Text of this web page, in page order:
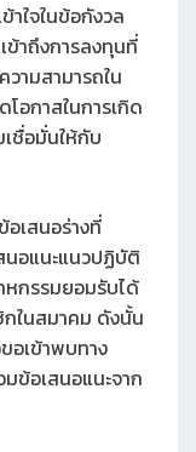
ใจในข้อกังวล
ข้าถึงการลงทุนที่
ามสามารถใน
โอกาสในการเกิด
ชื่อมั่นให้กับ
เสนอร่างที่
นอแนะแนวปฏิบัติ
หกรรมยอมรับได้
ในสมาคม ดังนั้น
อเข้าพบทาง
ข้อเสนอแนะจาก